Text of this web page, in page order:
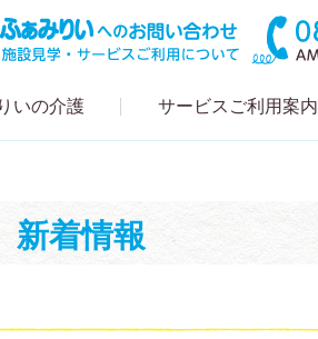
いの介護 サービスご利用案内
新着情報